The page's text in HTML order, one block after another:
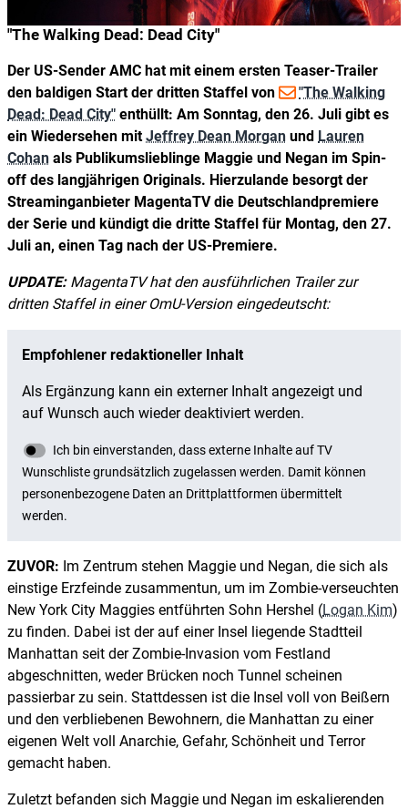
"The Walking Dead: Dead City"
Der US-Sender AMC hat mit einem ersten Teaser-Trailer
den baldigen Start der dritten Staffel von
"The Walking
Dead: Dead City" enthüllt: Am Sonntag, den 26. Juli gibt es
ein Wiedersehen mitJeffrey Dean Morgan und Lauren
Cohan als Publikumslieblinge Maggie und Negan im Spin-
off des langjährigen Originals. Hierzulande besorgt der
Streaminganbieter MagentaTV die Deutschlandpremiere
der Serie und kündigt die dritte Staffel für Montag, den 27.
Juli an, einen Tag nach der US-Premiere.
UPDATE:MagentaTV hat den ausführlichen Trailer zur
dritten Staffel in einer OmU-Version eingedeutscht:
ZUVOR: Im Zentrum stehen Maggie und Negan, die sich als
einstige Erzfeinde zusammentun, um im Zombie-verseuchten
New York City Maggies entführten Sohn Hershel (Logan Kim)
zu finden. Dabei ist der auf einer Insel liegende Stadtteil
Manhattan seit der Zombie-Invasion vom Festland
abgeschnitten, weder Brücken noch Tunnel scheinen
passierbar zu sein. Stattdessen ist die Insel voll von Beißern
und den verbliebenen Bewohnern, die Manhattan zu einer
eigenen Welt voll Anarchie, Gefahr, Schönheit und Terror
gemacht haben.
Zuletzt befanden sich Maggie und Negan im eskalierenden